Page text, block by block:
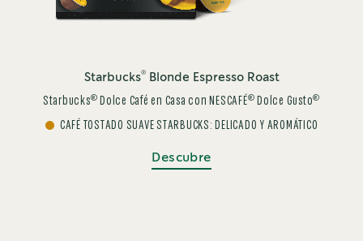
Starbucks®Blonde Espresso Roast
Starbucks® Dolce Café en Casa con NESCAFÉ® Dolce Gusto®
CAFÉ TOSTADO SUAVE STARBUCKS: DELICADO Y AROMÁTICO
Descubre